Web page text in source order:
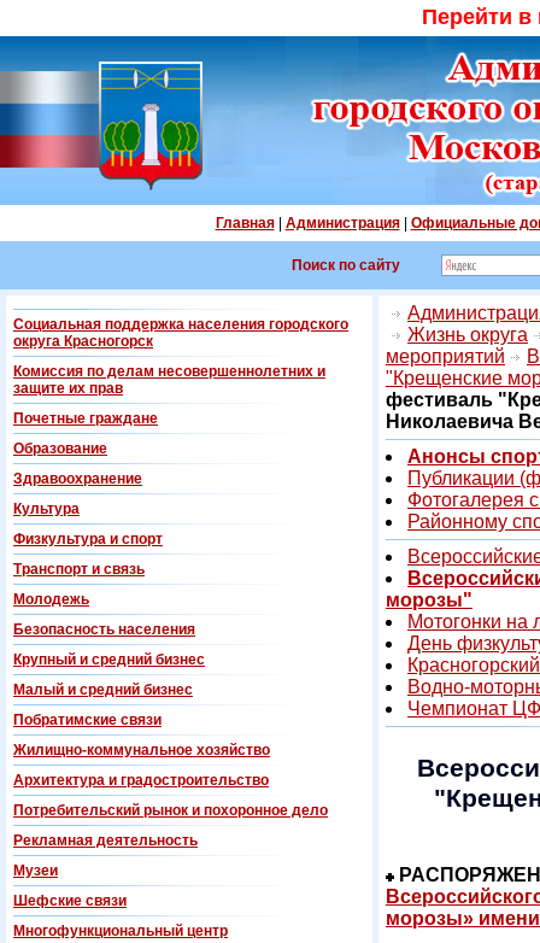
Перейти
Главная| Администрация| Официальные
Поиск по сайту
Социальная поддержка населения городского
округа Красногорск
Комиссия по делам несовершеннолетних и
защите их прав
Почетные граждане
Образование
Здравоохранение
Культура
Физкультура и спорт
Транспорт и связь
Молодежь
Безопасность населения
Крупный и средний бизнес
Малый и средний бизнес
Побратимские связи
Жилищно-коммунальное хозяйство
Архитектура и градостроительство
Потребительский рынок и похоронное дело
Рекламная деятельность
Музеи
Шефские связи
Многофункциональный центр
Жизнь округа
мероприятий
"Крещенские
фестиваль
Николаевича
Анонсы
Публикации
Фотогалерея
Районному
морозы"
Мотогонки на
День
Водно-
Чемпионат
морозы»